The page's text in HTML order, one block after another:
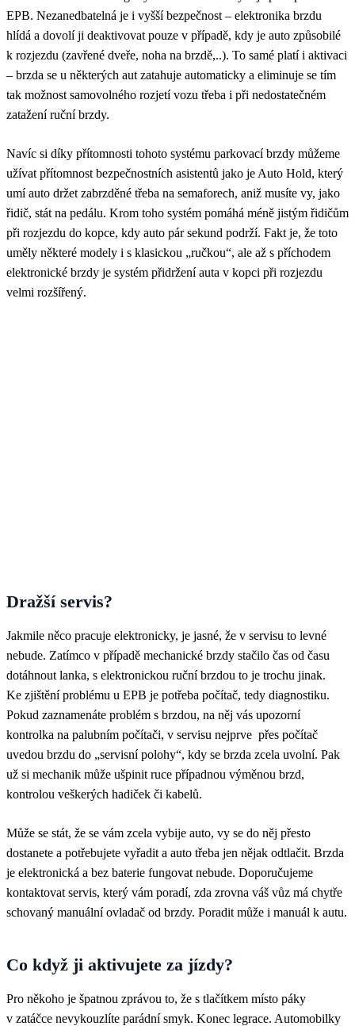
EPB. Nezanedbatelná je i vyšší bezpečnost – elektronika brzdu
hlídá a dovolí ji deaktivovat pouze v případě, kdy je auto způsobilé
k rozjezdu (zavřené dveře, noha na brzdě,..). To samé platí i aktivaci
– brzda se u některých aut zatahuje automaticky a eliminuje se tím
tak možnost samovolného rozjetí vozu třeba i při nedostatečném
zatažení ruční brzdy.
Navíc si díky přítomnosti tohoto systému parkovací brzdy můžeme
užívat přítomnost bezpečnostních asistentů jako je Auto Hold, který
umí auto držet zabrzděné třeba na semaforech, aniž musíte vy, jako
řidič, stát na pedálu. Krom toho systém pomáhá méně jistým řidičům
při rozjezdu do kopce, kdy auto pár sekund podrží. Fakt je, že toto
uměly některé modely i s klasickou „ručkou“, ale až s příchodem
elektronické brzdy je systém přidržení auta v kopci při rozjezdu
velmi rozšířený.
Dražší servis?
Jakmile něco pracuje elektronicky, je jasné, že v servisu to levné
nebude. Zatímco v případě mechanické brzdy stačilo čas od času
dotáhnout lanka, s elektronickou ruční brzdou to je trochu jinak.
Ke zjištění problému u EPB je potřeba počítač, tedy diagnostiku.
Pokud zaznamenáte problém s brzdou, na něj vás upozorní
kontrolka na palubním počítači, v servisu nejprve přes počítač
uvedou brzdu do „servisní polohy“, kdy se brzda zcela uvolní. Pak
už si mechanik může ušpinit ruce případnou výměnou brzd,
kontrolou veškerých hadiček či kabelů.
Může se stát, že se vám zcela vybije auto, vy se do něj přesto
dostanete a potřebujete vyřadit a auto třeba jen nějak odtlačit. Brzda
je elektronická a bez baterie fungovat nebude. Doporučujeme
kontaktovat servis, který vám poradí, zda zrovna váš vůz má chytře
schovaný manuální ovladač od brzdy. Poradit může i manuál k autu.
Co když ji aktivujete za jízdy?
Pro někoho je špatnou zprávou to, že s tlačítkem místo páky
v zatáčce nevykouzlíte parádní smyk. Konec legrace. Automobilky